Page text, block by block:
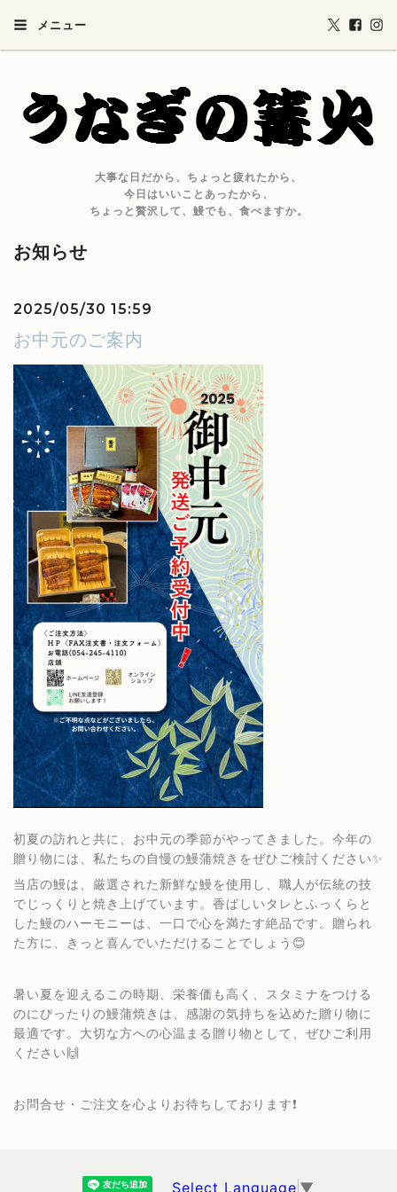
メニュー
大事な日だから、ちょっと疲れたから、
今日はいいことあったから、
ちょっと贅沢して、鰻でも、食べますか。
お知らせ
2025/05/30 15:59
お中元のご案内
初夏の訪れと共に、お中元の季節がやってきました。今年の
贈り物には、私たちの自慢の鰻蒲焼きをぜひご検討ください✨
当店の鰻は、厳選された新鮮な鰻を使用し、職人が伝統の技
でじっくりと焼き上げています。香ばしいタレとふっくらと
した鰻のハーモニーは、一口で心を満たす絶品です。贈られ
た方に、きっと喜んでいただけることでしょう😊
暑い夏を迎えるこの時期、栄養価も高く、スタミナをつける
のにぴったりの鰻蒲焼きは、感謝の気持ちを込めた贈り物に
最適です。大切な方への心温まる贈り物として、ぜひご利用
ください🙌
お問合せ・ご注文を心よりお待ちしております❗️
Select Language ▼